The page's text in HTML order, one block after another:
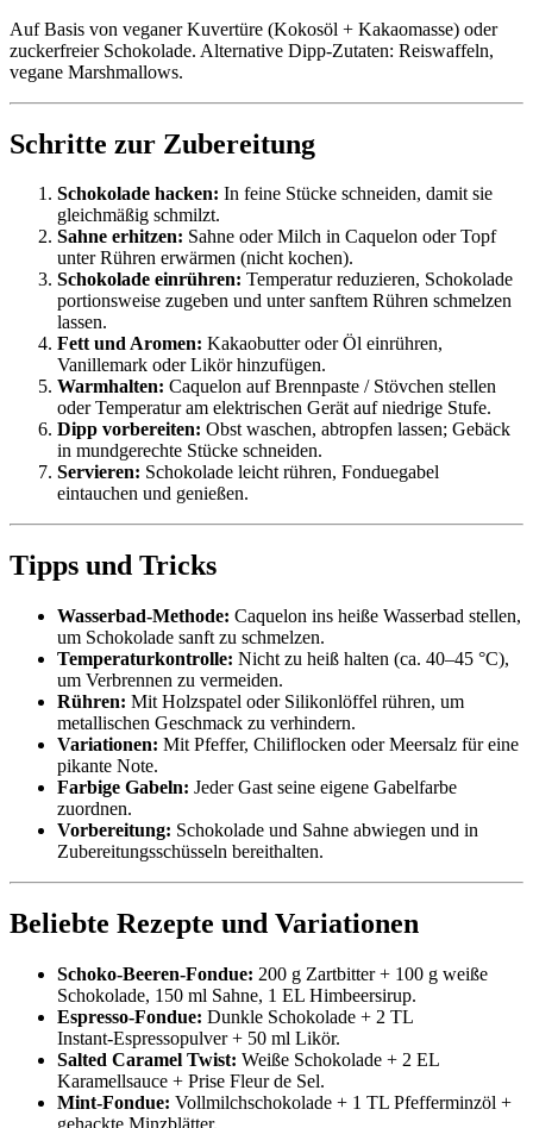
Auf Basis von veganer Kuvertüre (Kokosöl + Kakaomasse) oder
zuckerfreier Schokolade. Alternative Dipp‑Zutaten: Reiswaffeln,
vegane Marshmallows.
Schritte zur Zubereitung
Schokolade hacken: In feine Stücke schneiden, damit sie
gleichmäßig schmilzt.
Sahne erhitzen: Sahne oder Milch in Caquelon oder Topf
unter Rühren erwärmen (nicht kochen).
Schokolade einrühren: Temperatur reduzieren, Schokolade
portionsweise zugeben und unter sanftem Rühren schmelzen
lassen.
Fett und Aromen: Kakaobutter oder Öl einrühren,
Vanillemark oder Likör hinzufügen.
Warmhalten: Caquelon auf Brennpaste / Stövchen stellen
oder Temperatur am elektrischen Gerät auf niedrige Stufe.
Dipp vorbereiten: Obst waschen, abtropfen lassen; Gebäck
in mundgerechte Stücke schneiden.
Servieren: Schokolade leicht rühren, Fonduegabel
eintauchen und genießen.
Tipps und Tricks
Wasserbad-Methode: Caquelon ins heiße Wasserbad stellen,
um Schokolade sanft zu schmelzen.
Temperaturkontrolle: Nicht zu heiß halten (ca. 40–45 °C),
um Verbrennen zu vermeiden.
Rühren: Mit Holzspatel oder Silikon­löffel rühren, um
metallischen Geschmack zu verhindern.
Variationen: Mit Pfeffer, Chiliflocken oder Meersalz für eine
pikante Note.
Farbige Gabeln: Jeder Gast seine eigene Gabelfarbe
zuordnen.
Vorbereitung: Schokolade und Sahne abwiegen und in
Zubereitungsschüsseln bereithalten.
Beliebte Rezepte und Variationen
Schoko‑Beer­en‑Fondue: 200 g Zartbitter + 100 g weiße
Schokolade, 150 ml Sahne, 1 EL Himbeersirup.
Espresso‑Fondue: Dunkle Schokolade + 2 TL
Instant‑Espressopulver + 50 ml Likör.
Salted Caramel Twist: Weiße Schokolade + 2 EL
Karamellsauce + Prise Fleur de Sel.
Mint‑Fondue: Vollmilchschokolade + 1 TL Pfefferminzöl +
gehackte Minzblätter.